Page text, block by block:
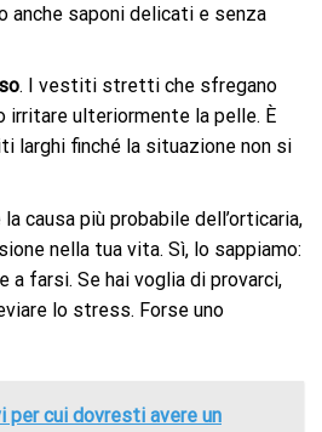
anche saponi delicati e senza
. I vestiti stretti che sfregano
irritare ulteriormente la pelle. È
larghi finché la situazione non si
causa più probabile dell’orticaria,
nella tua vita. Sì, lo sappiamo:
a farsi. Se hai voglia di provarci,
lo stress. Forse uno
per cui dovresti avere un